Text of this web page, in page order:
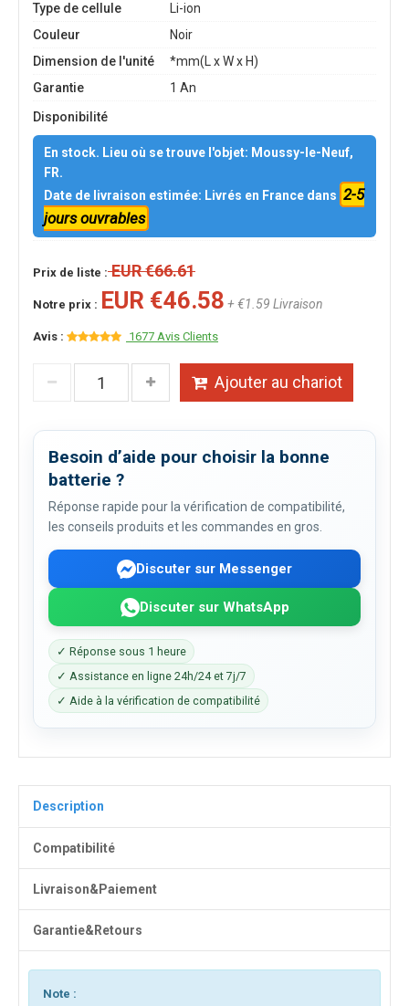
Type de cellule
Li-ion
Couleur
Noir
Dimension de l'unité
*mm(L x W x H)
Garantie
1 An
Disponibilité
En stock. Lieu où se trouve l'objet: Moussy-le-Neuf,
FR.
Date de livraison estimée: Livrés en France dans 2-5
jours ouvrables
Prix de liste :EUR €66.61
Notre prix : EUR €46.58 + €1.59 Livraison
Avis : 1677 Avis Clients
Ajouter au chariot
Besoin d’aide pour choisir la bonne
batterie ?
Réponse rapide pour la vérification de compatibilité,
les conseils produits et les commandes en gros.
Discuter sur Messenger
Discuter sur WhatsApp
✓ Réponse sous 1 heure
✓ Assistance en ligne 24h/24 et 7j/7
✓ Aide à la vérification de compatibilité
Description
Compatibilité
Livraison&Paiement
Garantie&Retours
Note :